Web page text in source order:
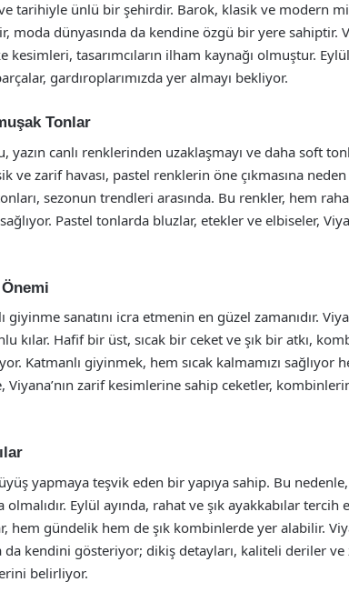
tarihiyle ünlü bir şehirdir. Barok, klasik ve modern
moda dünyasında da kendine özgü bir yere sahiptir.
kesimleri, tasarımcıların ilham kaynağı olmuştur.
gardıroplarımızda yer almayı bekliyor.
Tonlar
yazın canlı renklerinden uzaklaşmayı ve daha soft
ve zarif havası, pastel renklerin öne çıkmasına
sezonun trendleri arasında. Bu renkler, hem
Pastel tonlarda bluzlar, etekler ve elbiseler,
giyinme sanatını icra etmenin en güzel zamanıdır.
kılar. Hafif bir üst, sıcak bir ceket ve şık bir atkı,
Katmanlı giyinmek, hem sıcak kalmamızı sağlıyor
Viyana’nın zarif kesimlerine sahip ceketler,
yapmaya teşvik eden bir yapıya sahip. Bu
olmalıdır. Eylül ayında, rahat ve şık ayakkabılar tercih
hem gündelik hem de şık kombinlerde yer alabilir.
da kendini gösteriyor; dikiş detayları, kaliteli deriler
belirliyor.